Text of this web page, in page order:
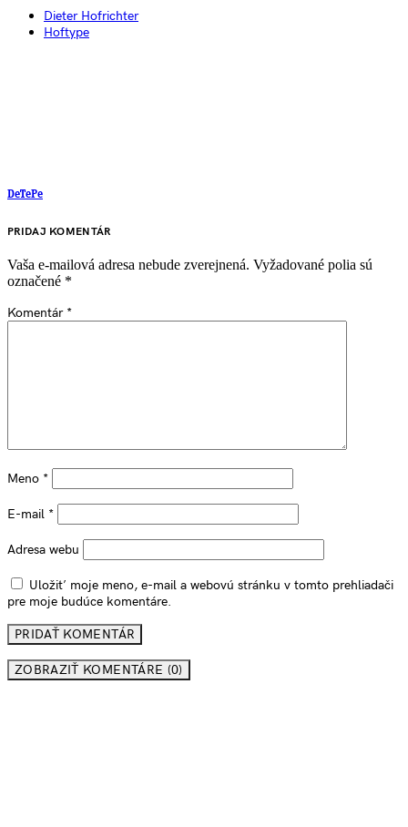
Dieter Hofrichter
Hoftype
DeTePe
PRIDAJ KOMENTÁR
Vaša e-mailová adresa nebude zverejnená. Vyžadované polia sú
označené *
Komentár *
Meno *
E-mail *
Adresa webu
Uložiť moje meno, e-mail a webovú stránku v tomto prehliadači
pre moje budúce komentáre.
ZOBRAZIŤ KOMENTÁRE (0)